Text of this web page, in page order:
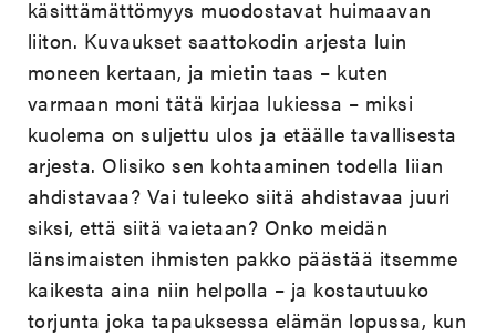
käsittämättömyys muodostavat huimaavan
liiton. Kuvaukset saattokodin arjesta luin
moneen kertaan, ja mietin taas – kuten
varmaan moni tätä kirjaa lukiessa – miksi
kuolema on suljettu ulos ja etäälle tavallisesta
arjesta. Olisiko sen kohtaaminen todella liian
ahdistavaa? Vai tuleeko siitä ahdistavaa juuri
siksi, että siitä vaietaan? Onko meidän
länsimaisten ihmisten pakko päästää itsemme
kaikesta aina niin helpolla – ja kostautuuko
torjunta joka tapauksessa elämän lopussa, kun